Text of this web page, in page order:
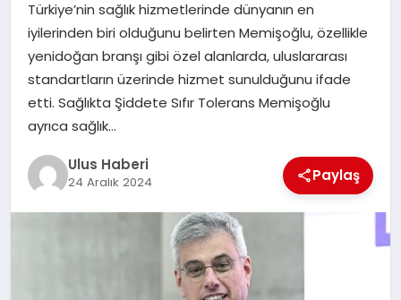
YAŞAM
Türkiye’nin sağlık hizmetlerinde dünyanın en
iyilerinden biri olduğunu belirten Memişoğlu, özellikle
yenidoğan branşı gibi özel alanlarda, uluslararası
standartların üzerinde hizmet sunulduğunu ifade
etti. Sağlıkta Şiddete Sıfır Tolerans Memişoğlu
ayrıca sağlık…
Ulus Haberi
24 Aralık 2024 Paylaş